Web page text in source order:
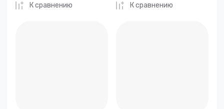
К сравнению К сравнению